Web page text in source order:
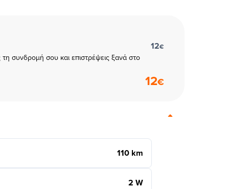
τη συνδρομή σου και επιστρέψεις ξανά στο
12€
12€
110 km
2 W